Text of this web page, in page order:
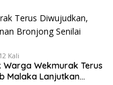
Kali
Warga Wekmurak Terus
Malaka Lanjutkan